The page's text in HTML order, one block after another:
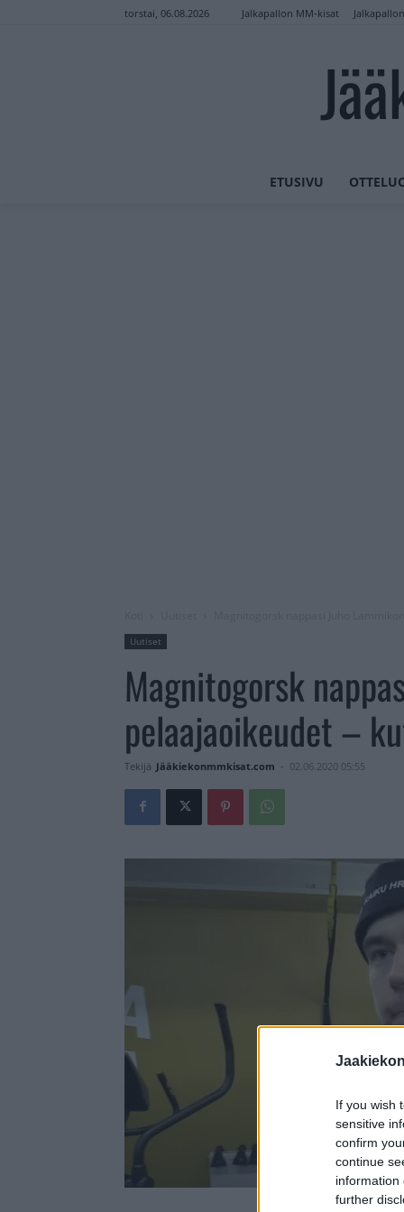
If you wish
sensitive
confirm
continue
information
further
torstai, 06.08.2026 Jalkapallon MM-kisat
ETUSIVU
Uutiset
Magnitogorsk
pelaajaoikeudet –
Tekijä Jääkiekonmmkisat.com - 02.06.2020 05:55